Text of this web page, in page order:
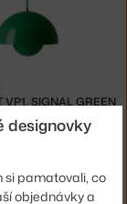
VP1, SIGNAL GREEN
6 320 Kč
designovky
si pamatovali, co
objednávky a